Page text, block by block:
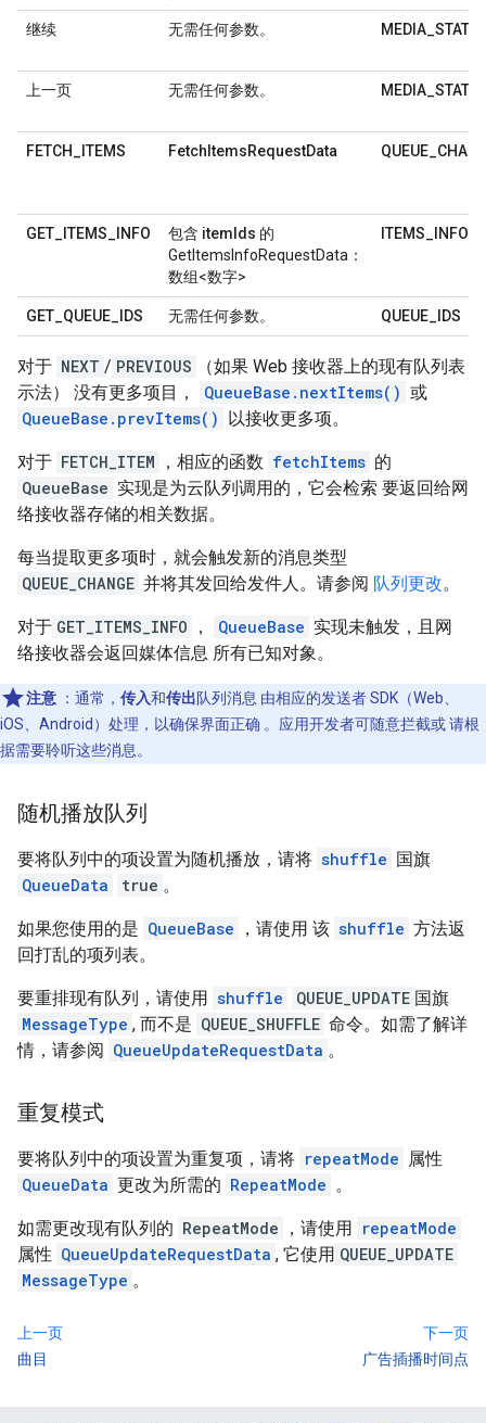
继续 无需任何参数。
上一页 无需任何参数。
FETCH_ITEMS FetchItemsRequestData
GET_ITEMS_INFO 包含 itemIds 的
GetItemsInfoRequestData：
数组<数字>
ITEMS_INFO
GET_QUEUE_IDS 无需任何参数。 QUEUE_IDS
对于 NEXT / PREVIOUS
（如果 Web 接收器上的现有队列表
示法） 没有更多项目，
QueueBase.nextItems() 或
QueueBase.prevItems() 以接收更多项。
对于 FETCH_ITEM ，相应的函数 fetchItems 的
QueueBase 实现是为云队列调用的，它会检索 要返回给网
络接收器存储的相关数据。
每当提取更多项时，就会触发新的消息类型
QUEUE_CHANGE 并将其发回给发件人。请参阅 队列更改。
对于 GET_ITEMS_INFO ， QueueBase 实现未触发，且网
络接收器会返回媒体信息 所有已知对象。
注意 ：通常， 传入和传出队列消息 由相应的发送者 SDK（Web、
iOS、Android）处理，以确保界面正确 。应用开发者可随意拦截或 请根
据需要聆听这些消息。
随机播放队列
要将队列中的项设置为随机播放，请将 shuffle 国旗
QueueData
true 。
如果您使用的是 QueueBase ，请使用 该 shuffle 方法返
回打乱的项列表。
要重排现有队列，请使用 shuffle QUEUE_UPDATE 国旗
MessageType , 而不是 QUEUE_SHUFFLE 命令。如需了解详
情，请参阅 QueueUpdateRequestData 。
重复模式
要将队列中的项设置为重复项，请将 repeatMode 属性
QueueData 更改为所需的 RepeatMode 。
如需更改现有队列的 RepeatMode ，请使用 repeatMode
属性 QueueUpdateRequestData , 它使用 QUEUE_UPDATE
MessageType 。
上一页
曲目
下一页
广告插播时间点